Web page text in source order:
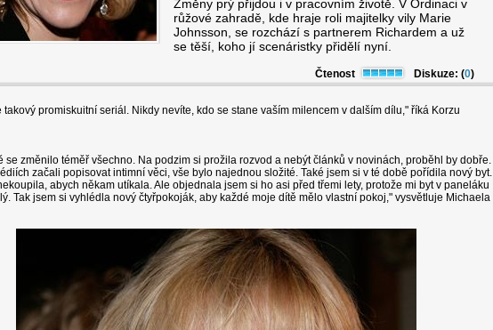
Změny prý přijdou i v pracovním životě. V Ordinaci v
růžové zahradě, kde hraje roli majitelky vily Marie
Johnsson, se rozchází s partnerem Richardem a už
se těší, koho jí scenáristky přidělí nyní.
Čtenost Diskuze: (0)
takový promiskuitní seriál. Nikdy nevíte, kdo se stane vaším milencem v dalším dílu," říká Korzu
se změnilo téměř všechno. Na podzim si prožila rozvod a nebýt článků v novinách, proběhl by dobře.
začali popisovat intimní věci, vše bylo najednou složité. Také jsem si v té době pořídila nový byt.
abych někam utíkala. Ale objednala jsem si ho asi před třemi lety, protože mi byt v paneláku
Tak jsem si vyhlédla nový čtyřpokoják, aby každé moje dítě mělo vlastní pokoj," vysvětluje Michaela